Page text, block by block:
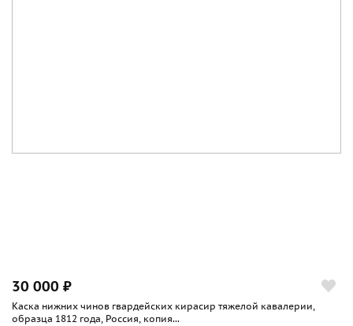
30 000 ₽
Каска нижних чинов гвардейских кирасир тяжелой кавалерии,
образца 1812 года, Россия, копия...